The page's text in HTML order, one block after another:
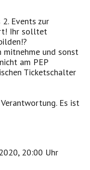
Events zur
Ihr solltet
mitnehme und sonst
am PEP
Ticketschalter
Es ist
20:00 Uhr